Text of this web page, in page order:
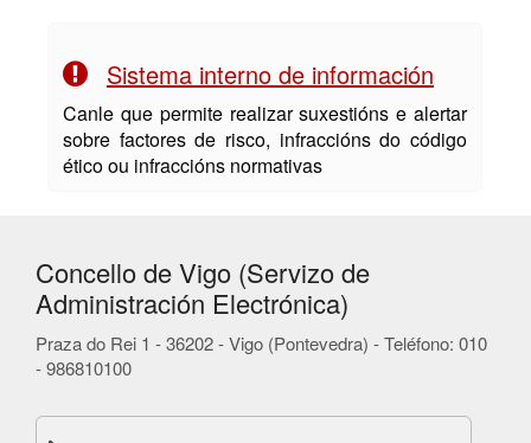
Sistema interno de información
Canle que permite realizar suxestións e alertar
sobre factores de risco, infraccións do código
ético ou infraccións normativas
Concello de Vigo (Servizo de
Administración Electrónica)
Praza do Rei 1 - 36202 - Vigo (Pontevedra) - Teléfono: 010
- 986810100